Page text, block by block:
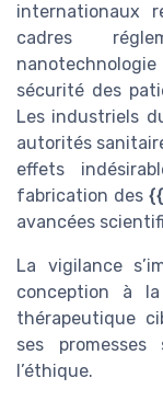
internationaux
cadres
nanotechnologie
sécurité des
Les industriels
autorités
effets
fabrication des
avancées
La vigilance
conception à
thérapeutique
ses
l’éthique.